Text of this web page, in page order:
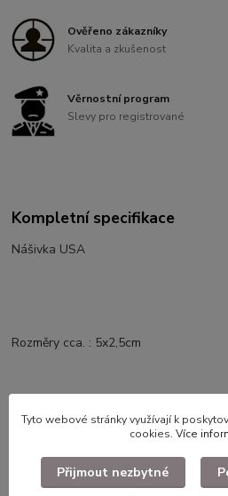
Ověřeno zákazníky
Kvalita a zkušenost
Věrnostní program
Slevy pro registrované
Kompletní specifikace
Nášivka USA
Rozměry cca. : 5x2,5cm
Faleristika, odznaky, nášivky
Nášivky
Tyto webové stránky využívají k
cookies. Více
Přijmout nezbytné